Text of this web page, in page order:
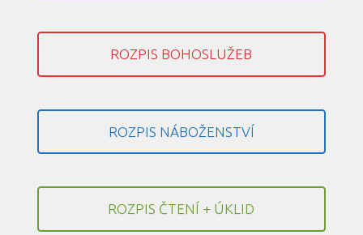
ROZPIS BOHOSLUŽEB
ROZPIS NÁBOŽENSTVÍ
ROZPIS ČTENÍ + ÚKLID